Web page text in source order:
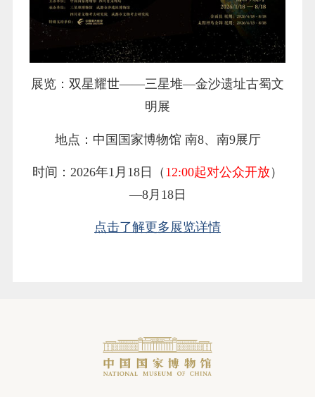
展览：双星耀世——三星堆—金沙遗址古蜀文
明展
地点：中国国家博物馆 南8、南9展厅
时间：2026年1月18日（ 12:00起对公众开放 ）
—8月18日
点击了解更多展览详情